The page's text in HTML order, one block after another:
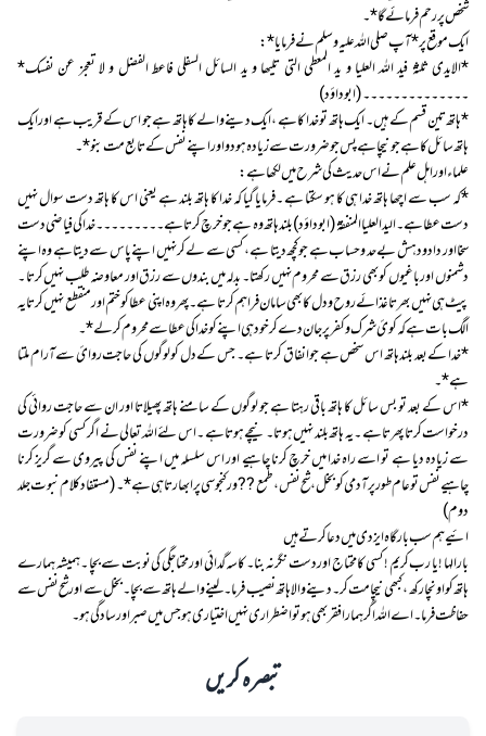
شخص پر رحم فرمائے گا*۔
ایک موقع پر *آپ صلی اللہ علیہ وسلم نے فرمایا* :
*الایدی ثلثة فید اللہ العلیا و ید المعطی التی تلیھا و ید السائل السفلی فاعط الفضل و لا تعجز عن نفسک*
۔۔۔۔۔۔۔۔۔۔۔۔۔۔( ابو داؤد )
*ہاتھ تین قسم کے ہیں ۔ ایک ہاتھ تو خدا کا ہے ،ایک دینے والے کا ہاتھ ہے جو اس کے قریب ہے اور ایک
ہاتھ سائل کا ہے جو نیچا ہے پس جو ضرورت سے زیادہ ہو دو اور اپنے نفس کے تابع مت بنو* ۔
علماء اور اہل علم نے اس حدیث کی شرح میں لکھا ہے:
*کہ سب سے اچھا ہاتھ خدا ہی کا ہو سکتا ہے ۔فرمایا گیا کہ خدا کا ہاتھ بلند ہے یعنی اس کا ہاتھ دست سوال نہیں
دست عطا ہے ۔ الید العلیا المنفقة(ابو داؤد) بلند ہاتھ وہ ہے جو خرچ کرتا ہے ۔۔۔۔۔۔۔۔۔ خدا کی فیاضی دست
سخا اور داد و دہش بے حد و حساب ہے جو کچھ دیتا ہے ،کسی سے لے کر نہیں اپنے پاس سے دیتا ہے وہ اپنے
دشمنوں اور باغیوں کو بھی رزق سے محروم نہیں رکھتا ۔ بدلہ میں بندوں سے رزق اور معاوضہ طلب نہیں کرتا ۔
پیٹ ہی نہیں بھرتا غذائے روح و دل کا بھی سامان فراہم کرتا ہے ۔ پھر وہ اپنی عطا کو ختم اور منقطع نہیں کرتا یہ
الگ بات ہے کہ کوئ شرک و کفر پر جان دے کر خود ہی اپنے کو خدا کی عطا سے محروم کرلے* ۔
*خدا کے بعد بلند ہاتھ اس سخص ہے جو انفاق کرتا ہے ۔ جس کے دل کو لوگوں کی حاجت روائ سے آرام ملتا
ہے* ۔
*اس کے بعد تو بس سائل کا ہاتھ باقی رہتا ہے جو لوگوں کے سامنے ہاتھ پھیلاتا اور ان سے حاجت روائی کی
درخواست کرتا پھرتا ہے ۔ یہ ہاتھ بلند نہیں ہوتا۔ نیچے ہوتا ہے ۔ اس لئے اللہ تعالی نے اگر کسی کو ضرورت
سے زیادہ دیا ہے تو اسے راہ خدا میں خرچ کرنا چاہیے اور اس سلسلہ میں اپنے نفس کی پیروی سے گریز کرنا
چاہیے نفس تو عام طور پر آدمی کو بخل،شح نفس، طمع ??ور کنجوسی پر ابھارتا ہی ہے* ۔( مستفاد کلام نبوت جلد
دوم)
ائیے ہم سب بار گاہ ایزدی میں دعا کرتے ہیں
بار الہا ! یا رب کریم ! کسی کا محتاج اور دست نگر نہ بنا ۔ کاسہ گدائی اور محتاجگی کی نوبت سے بچا ۔ ہمیشہ ہمارے
ہاتھ کو اونچا رکھ ،کبھی نیچا مت کر۔ دینے والا ہاتھ نصیب فرما ۔لینے والے ہاتھ سے بچا۔ بخل سے اور شح نفس سے
حفاظت فرما۔ اے اللہ اگر ہمارا فقر بھی ہو تو اضطراری نہیں اختیاری ہو جس میں صبر اور سادگی ہو ۔
تبصرہ کریں